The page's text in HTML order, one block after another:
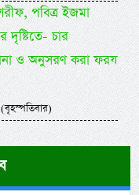
পবিত্র ইজমা
দৃষ্টিতে- চার
ও অনুসরণ করা ফরয